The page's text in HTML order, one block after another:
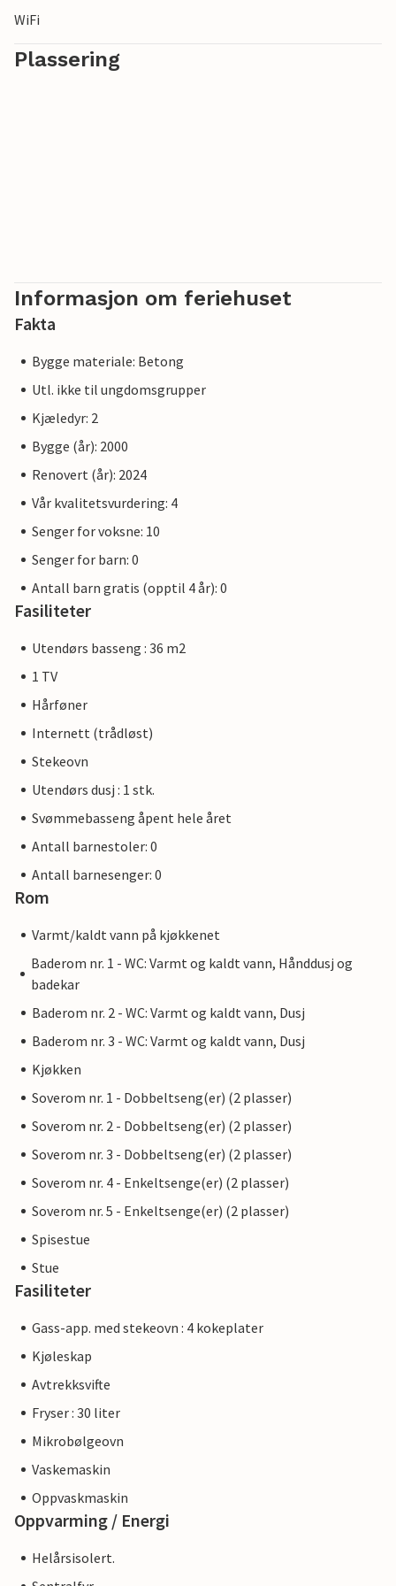
WiFi
Plassering
Informasjon om feriehuset
Fakta
Bygge materiale: Betong
Utl. ikke til ungdomsgrupper
Kjæledyr: 2
Bygge (år): 2000
Renovert (år): 2024
Vår kvalitetsvurdering: 4
Senger for voksne: 10
Senger for barn: 0
Antall barn gratis (opptil 4 år): 0
Fasiliteter
Utendørs basseng : 36 m2
1 TV
Hårføner
Internett (trådløst)
Stekeovn
Utendørs dusj : 1 stk.
Svømmebasseng åpent hele året
Antall barnestoler: 0
Antall barnesenger: 0
Rom
Varmt/kaldt vann på kjøkkenet
Baderom nr. 1 - WC: Varmt og kaldt vann, Hånddusj og
badekar
Baderom nr. 2 - WC: Varmt og kaldt vann, Dusj
Baderom nr. 3 - WC: Varmt og kaldt vann, Dusj
Kjøkken
Soverom nr. 1 - Dobbeltseng(er) (2 plasser)
Soverom nr. 2 - Dobbeltseng(er) (2 plasser)
Soverom nr. 3 - Dobbeltseng(er) (2 plasser)
Soverom nr. 4 - Enkeltsenge(er) (2 plasser)
Soverom nr. 5 - Enkeltsenge(er) (2 plasser)
Spisestue
Stue
Fasiliteter
Gass-app. med stekeovn : 4 kokeplater
Kjøleskap
Avtrekksvifte
Fryser : 30 liter
Mikrobølgeovn
Vaskemaskin
Oppvaskmaskin
Oppvarming / Energi
Helårsisolert.